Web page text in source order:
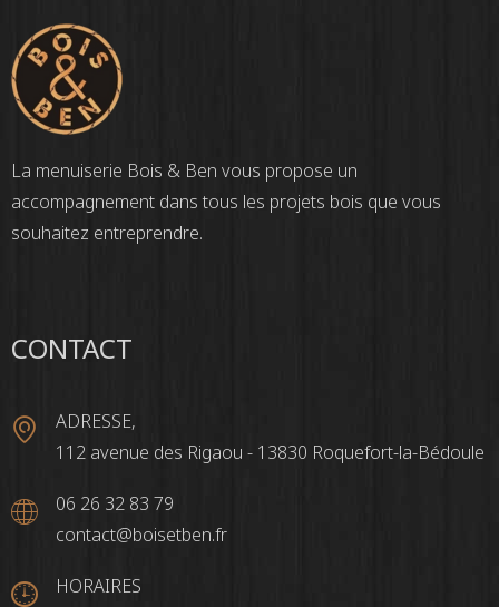
La menuiserie Bois & Ben vous propose un
accompagnement dans tous les projets bois que vous
souhaitez entreprendre.
CONTACT
ADRESSE,
112 avenue des Rigaou - 13830 Roquefort-la-Bédoule
06 26 32 83 79
contact@boisetben.fr
HORAIRES